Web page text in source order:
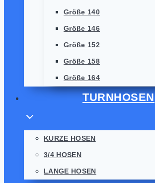
Größe 140
Größe 146
Größe 152
Größe 158
Größe 164
TURNHOSEN
KURZE HOSEN
3/4 HOSEN
LANGE HOSEN